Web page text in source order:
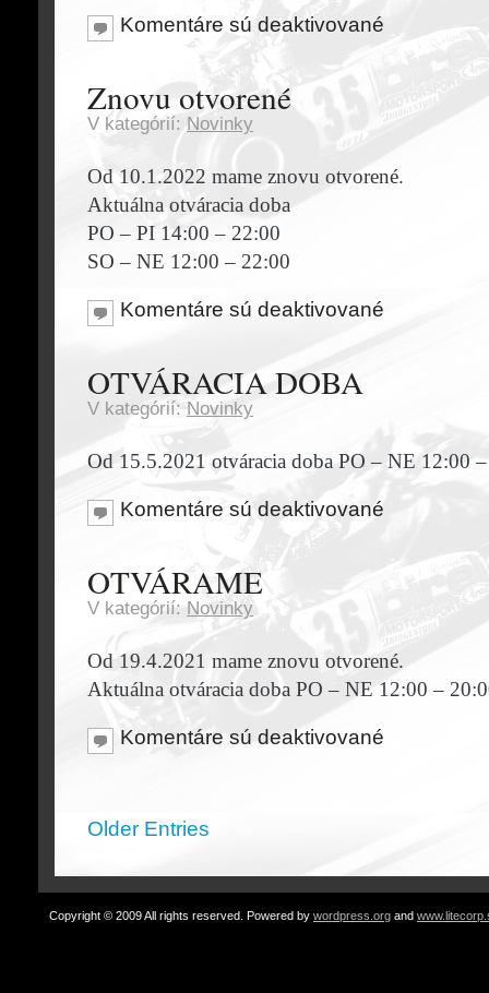
Komentáre sú deaktivované
Znovu otvorené
V kategórií: Novinky
Od 10.1.2022 mame znovu otvorené.
Aktuálna otváracia doba
PO – PI 14:00 – 22:00
SO – NE 12:00 – 22:00
Komentáre sú deaktivované
OTVÁRACIA DOBA
V kategórií: Novinky
Od 15.5.2021 otváracia doba PO – NE 12:00
Komentáre sú deaktivované
OTVÁRAME
V kategórií: Novinky
Od 19.4.2021 mame znovu otvorené.
Aktuálna otváracia doba PO – NE 12:00 –
Komentáre sú deaktivované
Older Entries
Copyright © 2009 All rights reserved. Powered by wordpress.org and